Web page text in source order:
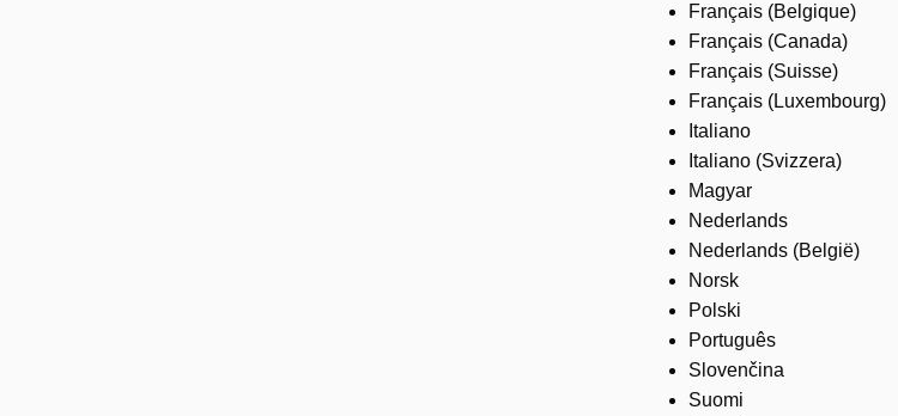
Français (Belgique)
Français (Canada)
Français (Suisse)
Français (Luxembourg)
Italiano
Italiano (Svizzera)
Magyar
Nederlands
Nederlands (België)
Norsk
Polski
Português
Slovenčina
Suomi